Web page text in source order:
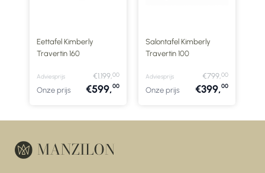
Eettafel Kimberly
Travertin 160
Adviesprijs €1.199,00
Onze prijs €599,00
Salontafel Kimberly
Travertin 100
Adviesprijs €799,00
Onze prijs €399,00